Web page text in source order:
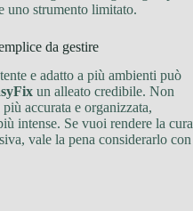
uno strumento limitato.
da gestire
e adatto a più ambienti può
un alleato credibile. Non
accurata e organizzata,
intense. Se vuoi rendere la cura
vale la pena considerarlo con